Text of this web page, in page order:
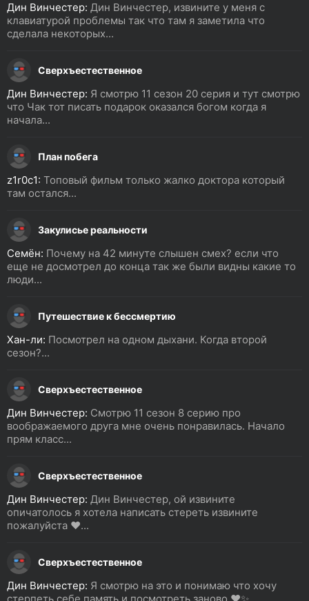
Дин Винчестер: Дин Винчестер, извините у меня с
клавиатурой проблемы так что там я заметила что
сделала некоторых...
Сверхъестественное
Дин Винчестер: Я смотрю 11 сезон 20 серия и тут смотрю
что Чак тот писать подарок оказался богом когда я
начала...
План побега
z1r0c1: Топовый фильм только жалко доктора который
там остался...
Закулисье реальности
Семён: Почему на 42 минуте слышен смех? если что
еще не досмотрел до конца так же были видны какие то
люди...
Путешествие к бессмертию
Хан-ли: Посмотрел на одном дыхани. Когда второй
сезон?...
Сверхъестественное
Дин Винчестер: Смотрю 11 сезон 8 серию про
воображаемого друга мне очень понравилась. Начало
прям класс...
Сверхъестественное
Дин Винчестер: Дин Винчестер, ой извините
опичатолось я хотела написать стереть извините
пожалуйста ❤️...
Сверхъестественное
Дин Винчестер: Я смотрю на это и понимаю что хочу